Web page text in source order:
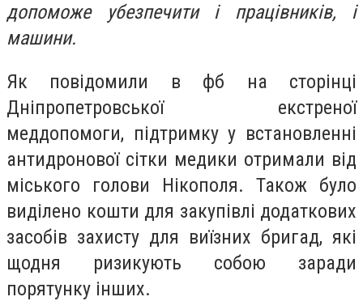
допоможе убезпечити і працівників, і
машини.
Як повідомили в фб на сторінці
Дніпропетровської екстреної
меддопомоги, підтримку у встановленні
антидронової сітки медики отримали від
міського голови Нікополя. Також було
виділено кошти для закупівлі додаткових
засобів захисту для виїзних бригад, які
щодня ризикують собою заради
порятунку інших.